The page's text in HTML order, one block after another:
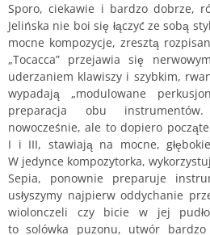
Sporo, ciekawie i bardzo dobrze,
Jelińska nie boi się łączyć ze sobą
mocne kompozycje, zresztą
„Tocacca” przejawia się
uderzaniem klawiszy i szybkim,
wypadają „modulowane
preparacja obu
nowocześnie, ale to dopiero
I i III, stawiają na mocne,
W jedynce kompozytorka,
Sepia, ponownie preparuje
usłyszymy najpierw oddychanie
wiolonczeli czy bicie w jej
to solówka puzonu, utwór bardzo